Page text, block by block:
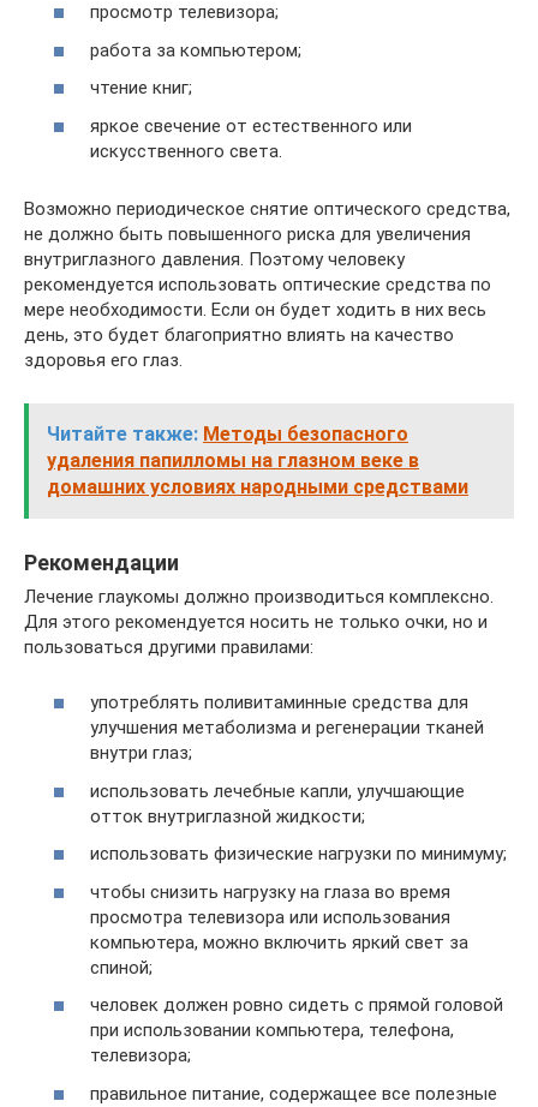
просмотр телевизора;
работа за компьютером;
чтение книг;
яркое свечение от естественного или
искусственного света.
Возможно периодическое снятие оптического средства,
не должно быть повышенного риска для увеличения
внутриглазного давления. Поэтому человеку
рекомендуется использовать оптические средства по
мере необходимости. Если он будет ходить в них весь
день, это будет благоприятно влиять на качество
здоровья его глаз.
Читайте также: Методы безопасного
удаления папилломы на глазном веке в
домашних условиях народными средствами
Рекомендации
Лечение глаукомы должно производиться комплексно.
Для этого рекомендуется носить не только очки, но и
пользоваться другими правилами:
употреблять поливитаминные средства для
улучшения метаболизма и регенерации тканей
внутри глаз;
использовать лечебные капли, улучшающие
отток внутриглазной жидкости;
использовать физические нагрузки по минимуму;
чтобы снизить нагрузку на глаза во время
просмотра телевизора или использования
компьютера, можно включить яркий свет за
спиной;
человек должен ровно сидеть с прямой головой
при использовании компьютера, телефона,
телевизора;
правильное питание, содержащее все полезные